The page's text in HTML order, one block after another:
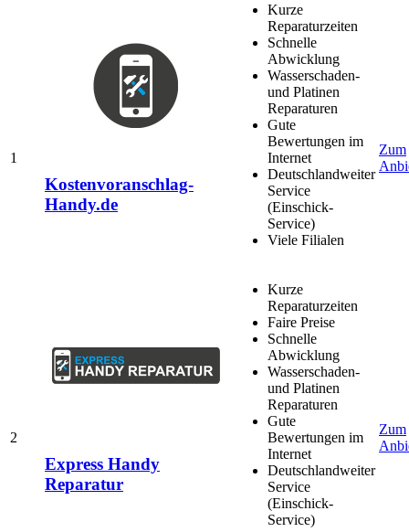
1
Kostenvoranschlag-
Handy.de
Kurze
Reparaturzeiten
Schnelle
Abwicklung
Wasserschaden-
und Platinen
Reparaturen
Gute
Bewertungen im
Internet
Deutschlandweiter
Service
(Einschick-
Service)
Viele Filialen
Zum
2
Express Handy
Reparatur
Kurze
Reparaturzeiten
Faire Preise
Schnelle
Abwicklung
Wasserschaden-
und Platinen
Reparaturen
Gute
Bewertungen im
Internet
Deutschlandweiter
Service
(Einschick-
Service)
Zum